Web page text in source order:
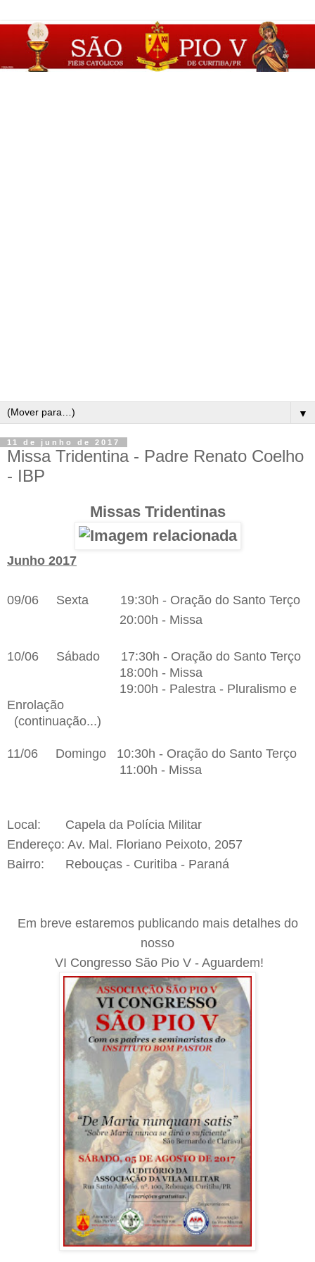
▼
11 de junho de 2017
Missa Tridentina - Padre Renato Coelho
- IBP
Missas Tridentinas
Junho 2017
09/06 Sexta 19:30h - Oração do Santo Terço
20:00h - Missa
10/06 Sábado 17:30h - Oração do Santo Terço
18:00h - Missa
19:00h - Palestra - Pluralismo e
Enrolação
(continuação...)
11/06 Domingo 10:30h - Oração do Santo Terço
11:00h - Missa
Local: Capela da Polícia Militar
Endereço: Av. Mal. Floriano Peixoto, 2057
Bairro: Rebouças - Curitiba - Paraná
Em breve estaremos publicando mais detalhes do
nosso
VI Congresso São Pio V - Aguardem!